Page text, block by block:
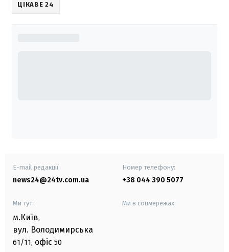
ЦІКАВЕ 24
E-mail редакції
news24@24tv.com.ua
Номер телефону:
+38 044 390 5077
Ми тут:
м.Київ,
вул. Володимирська
61/11, офіс 50
Ми в соцмережах: